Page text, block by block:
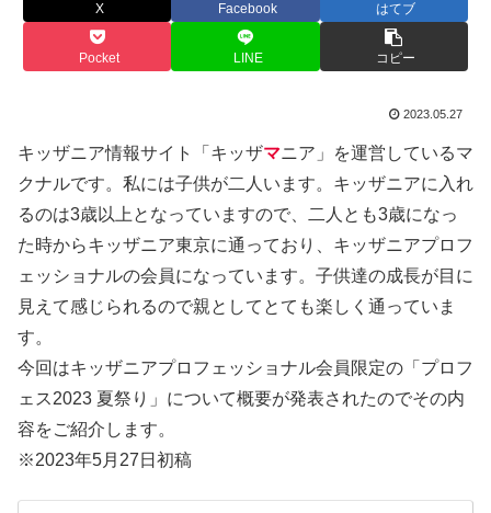
X Facebook はてブ
Pocket LINE コピー
2023.05.27
キッザニア情報サイト「キッザマニア」を運営しているマ
クナルです。私には子供が二人います。キッザニアに入れ
るのは3歳以上となっていますので、二人とも3歳になっ
た時からキッザニア東京に通っており、キッザニアプロフ
ェッショナルの会員になっています。子供達の成長が目に
見えて感じられるので親としてとても楽しく通っていま
す。
今回はキッザニアプロフェッショナル会員限定の「プロフ
ェス2023 夏祭り」について概要が発表されたのでその内
容をご紹介します。
※2023年5月27日初稿